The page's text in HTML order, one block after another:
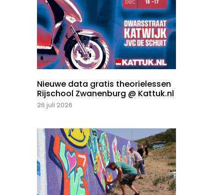
Nieuwe data gratis theorielessen
Rijschool Zwanenburg @ Kattuk.nl
26 juli 2026